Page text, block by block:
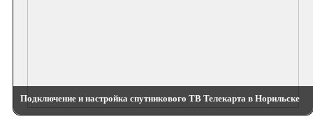
Подключение и настройка спутникового ТВ Телекарта в Норильске